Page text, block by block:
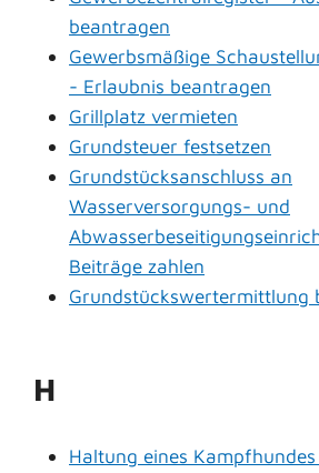
beantragen
Gewerbsmäßige
- Erlaubnis beantragen
Grillplatz vermieten
Grundsteuer festsetzen
Grundstücksanschluss an
Wasserversorgungs- und
Beiträge zahlen
Grundstückswertermittlung
H
Haltung eines